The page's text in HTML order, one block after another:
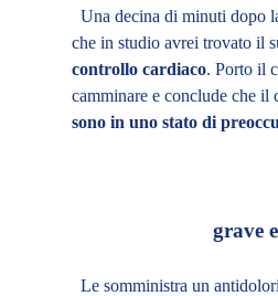
Una decina di minuti dopo
che in studio avrei trovato il
controllo cardiaco. Porto il
camminare e conclude che il
sono in uno stato di
grave
Le somministra un